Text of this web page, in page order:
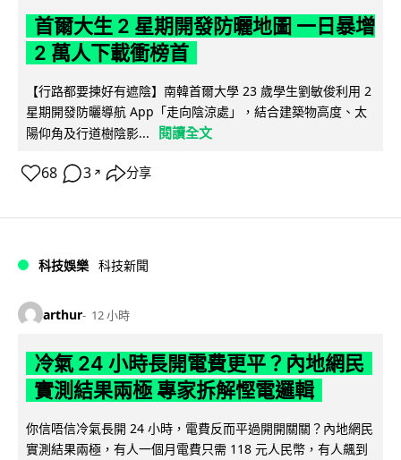
首爾大生 2 星期開發防曬地圖 一日暴增
2 萬人下載衝榜首
【行路都要揀好有遮陰】南韓首爾大學 23 歲學生劉敏俊利用 2
星期開發防曬導航 App「走向陰涼處」，結合建築物高度、太
陽仰角及行道樹陰影...
閱讀全文
68 3 ↗ 分享
科技娛樂 科技新聞
arthur 12 小時
冷氣 24 小時長開電費更平？內地網民
實測結果兩極 專家拆解慳電邏輯
你信唔信冷氣長開 24 小時，電費反而平過開開關關？內地網民
實測結果兩極，有人一個月電費只需 118 元人民幣，有人飆到